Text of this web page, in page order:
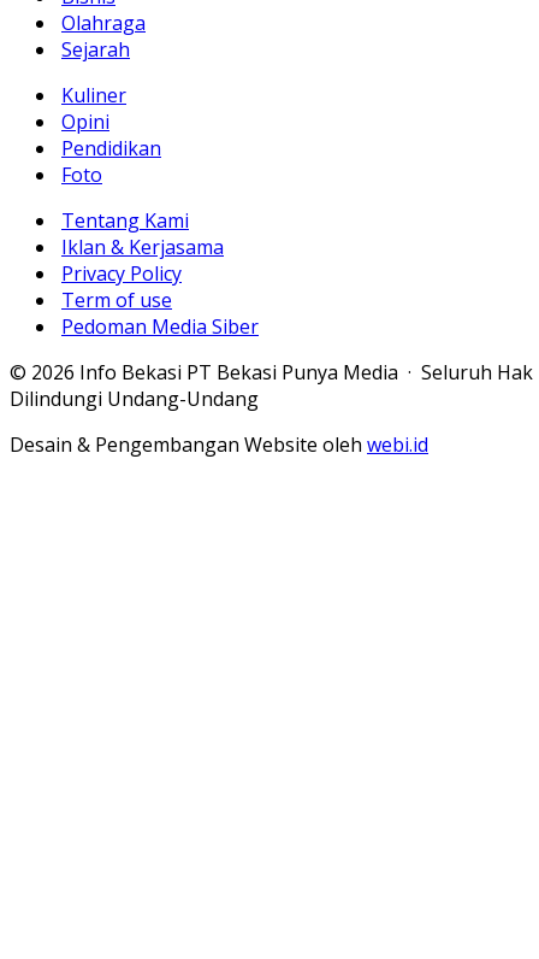
Olahraga
Sejarah
Kuliner
Opini
Pendidikan
Foto
Tentang Kami
Iklan & Kerjasama
Privacy Policy
Term of use
Pedoman Media Siber
© 2026 Info Bekasi PT Bekasi Punya Media · Seluruh Hak
Dilindungi Undang-Undang
Desain & Pengembangan Website oleh webi.id